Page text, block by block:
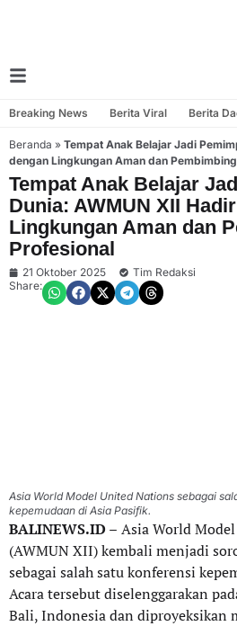
Breaking News Berita Viral Berita
Beranda » Tempat Anak Belajar Jadi
dengan Lingkungan Aman dan
Tempat Anak Belajar
Dunia: AWMUN XII
Lingkungan Aman dan
Profesional
21 Oktober 2025
Tim Redaksi
Share:
Asia World Model United Nations sebagai
kepemudaan di Asia Pasifik.
BALINEWS.ID – Asia World
(AWMUN XII) kembali menjadi
sebagai salah satu konferensi
Acara tersebut diselenggarakan
Bali, Indonesia dan diproyeksikan